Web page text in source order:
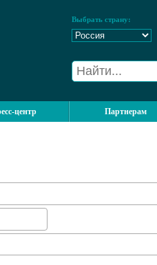
Выбрать страну:
центр Партнерам